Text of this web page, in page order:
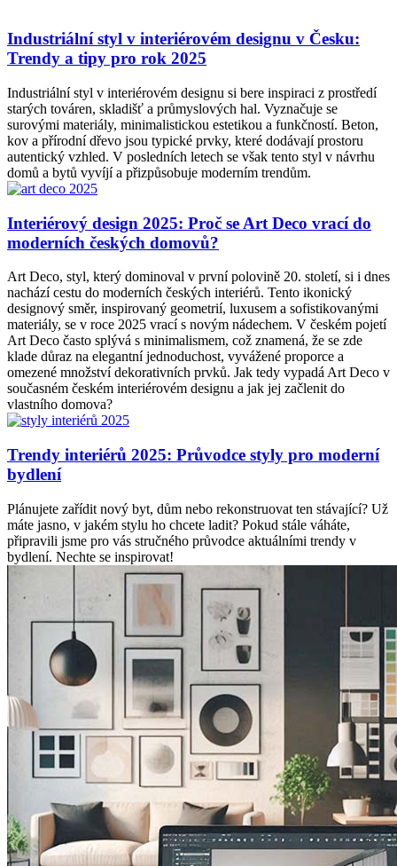
Industriální styl v interiérovém designu v Česku:
Trendy a tipy pro rok 2025
Industriální styl v interiérovém designu si bere inspiraci z prostředí
starých továren, skladišť a průmyslových hal. Vyznačuje se
surovými materiály, minimalistickou estetikou a funkčností. Beton,
kov a přírodní dřevo jsou typické prvky, které dodávají prostoru
autentický vzhled. V posledních letech se však tento styl v návrhu
domů a bytů vyvíjí a přizpůsobuje moderním trendům.
Interiérový design 2025: Proč se Art Deco vrací do
moderních českých domovů?
Art Deco, styl, který dominoval v první polovině 20. století, si i dnes
nachází cestu do moderních českých interiérů. Tento ikonický
designový směr, inspirovaný geometrií, luxusem a sofistikovanými
materiály, se v roce 2025 vrací s novým nádechem. V českém pojetí
Art Deco často splývá s minimalismem, což znamená, že se zde
klade důraz na elegantní jednoduchost, vyvážené proporce a
omezené množství dekorativních prvků. Jak tedy vypadá Art Deco v
současném českém interiérovém designu a jak jej začlenit do
vlastního domova?
Trendy interiérů 2025: Průvodce styly pro moderní
bydlení
Plánujete zařídit nový byt, dům nebo rekonstruovat ten stávající? Už
máte jasno, v jakém stylu ho chcete ladit? Pokud stále váháte,
připravili jsme pro vás stručného průvodce aktuálními trendy v
bydlení. Nechte se inspirovat!